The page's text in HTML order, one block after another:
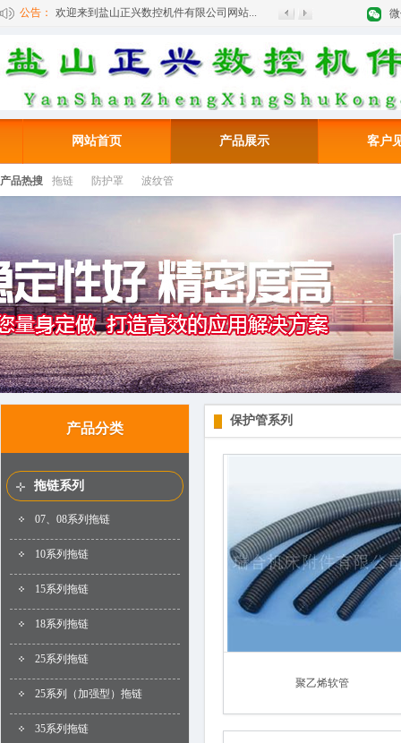
公告： 欢迎来到盐山正兴数控机件有限公司网站...
网站首页 产品展示 客户
产品热搜 拖链 防护罩 波纹管
产品分类
拖链系列
07、08系列拖链
10系列拖链
15系列拖链
18系列拖链
25系列拖链
25系列（加强型）拖链
35系列拖链
保护管系列
聚乙烯软管